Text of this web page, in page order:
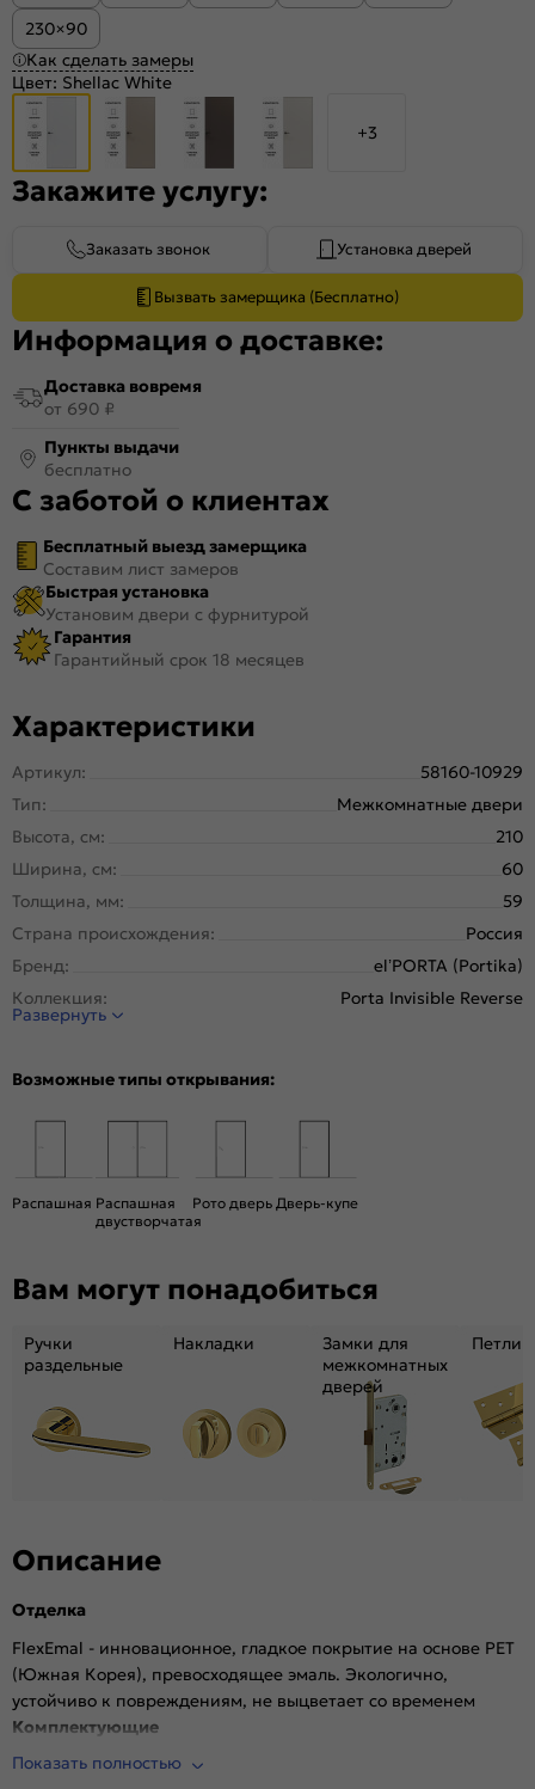
230×90
Как сделать замеры
Цвет: Shellac White
+3
Закажите услугу:
Заказать звонок Установка дверей
Вызвать замерщика (Бесплатно)
Информация о доставке:
Доставка вовремя
от 690 ₽
Пункты выдачи
бесплатно
С заботой о клиентах
Бесплатный выезд замерщика
Составим лист замеров
Быстрая установка
Установим двери с фурнитурой
Гарантия
Гарантийный срок 18 месяцев
Характеристики
Артикул:
58160-10929
Тип:
Межкомнатные двери
Высота, см:
210
Ширина, см:
60
Толщина, мм:
59
Страна происхождения:
Россия
Бренд:
el’PORTA (Portika)
Коллекция:
Porta Invisible Reverse
Стиль:
Конструкция двери:
Вес, кг:
Кромка:
Алюминиевая черная матовая
Гладкая, матовая
Возможность покраски:
Нет
Для влажных помещений:
Да
Уровень шумоизоляции:
Фрезеровка под петли:
Износостойкость:
Высокая
Пропускает свет:
Подходит под двухстворчатый проём:
Гарантия (лет):
Материал:
Развернуть
Возможные типы открывания:
Распашная Распашная
двустворчатая
Рото дверь Дверь-купе
Вам могут понадобиться
Ручки
раздельные
Накладки
Замки для
межкомнатных
дверей
Петли
Описание
Отделка
FlexEmal - инновационное, гладкое покрытие на основе PET
(Южная Корея), превосходящее эмаль. Экологично,
устойчиво к повреждениям, не выцветает со временем
Комплектующие
Врезана магнитная защелка AGB, выполнена фрезеровка
Показать полностью